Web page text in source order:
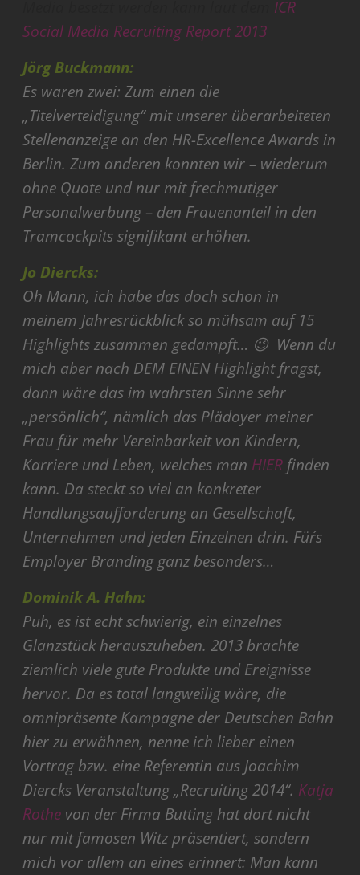
ICR
Social Media Recruiting Report 2013
Jörg Buckmann:
Es waren zwei: Zum einen die
„Titelverteidigung“ mit unserer überarbeiteten
Stellenanzeige an den HR-Excellence Awards in
Berlin. Zum anderen konnten wir – wiederum
ohne Quote und nur mit frechmutiger
Personalwerbung – den Frauenanteil in den
Tramcockpits signifikant erhöhen.
Jo Diercks:
Oh Mann, ich habe das doch schon in
meinem Jahresrückblick so mühsam auf 15
Highlights zusammen gedampft… 😉 Wenn du
mich aber nach DEM EINEN Highlight fragst,
dann wäre das im wahrsten Sinne sehr
„persönlich“, nämlich das Plädoyer meiner
Frau für mehr Vereinbarkeit von Kindern,
Karriere und Leben, welches man HIER finden
kann. Da steckt so viel an konkreter
Handlungsaufforderung an Gesellschaft,
Unternehmen und jeden Einzelnen drin. Für´s
Employer Branding ganz besonders…
Dominik A. Hahn:
Puh, es ist echt schwierig, ein einzelnes
Glanzstück herauszuheben. 2013 brachte
ziemlich viele gute Produkte und Ereignisse
hervor. Da es total langweilig wäre, die
omnipräsente Kampagne der Deutschen Bahn
hier zu erwähnen, nenne ich lieber einen
Vortrag bzw. eine Referentin aus Joachim
Diercks Veranstaltung „Recruiting 2014“. Katja
Rothe von der Firma Butting hat dort nicht
nur mit famosen Witz präsentiert, sondern
mich vor allem an eines erinnert: Man kann